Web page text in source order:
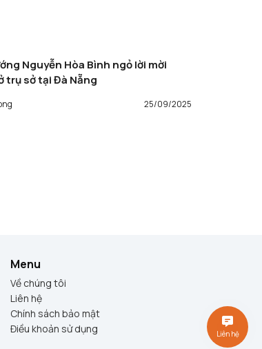
Nguyễn Hòa Bình ngỏ lời mời
trụ sở tại Đà Nẵng
25/09/2025
Menu
Về chúng tôi
Liên hệ
Chính sách bảo mật
Điều khoản sử dụng
Liên hệ